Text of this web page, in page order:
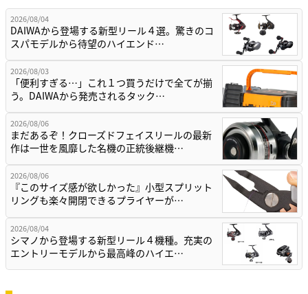
2026/08/04
DAIWAから登場する新型リール４選。驚きのコ
スパモデルから待望のハイエンド…
2026/08/03
「便利すぎる…」これ１つ買うだけで全てが揃
う。DAIWAから発売されるタック…
2026/08/06
まだあるぞ！クローズドフェイスリールの最新
作は一世を風靡した名機の正統後継機…
2026/08/06
『このサイズ感が欲しかった』小型スプリット
リングも楽々開閉できるプライヤーが…
2026/08/04
シマノから登場する新型リール４機種。充実の
エントリーモデルから最高峰のハイエ…